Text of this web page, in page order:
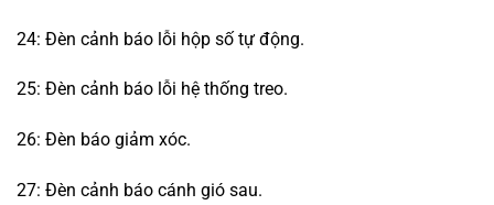
24: Đèn cảnh báo lỗi hộp số tự động.
25: Đèn cảnh báo lỗi hệ thống treo.
26: Đèn báo giảm xóc.
27: Đèn cảnh báo cánh gió sau.